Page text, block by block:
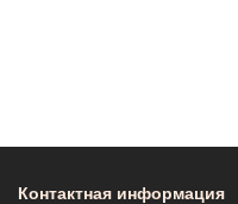
Контактная информация